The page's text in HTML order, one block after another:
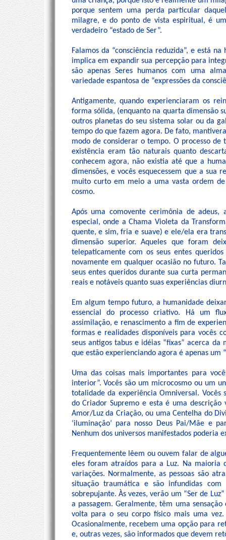
porque sentem uma perda particular
milagre, e do ponto de vista espiritual, é
verdadeiro “estado de Ser”.
Falamos da “consciência reduzida”, e está
implica em expandir sua percepção para
são apenas Seres humanos com uma
variedade espantosa de “expressões da
Antigamente, quando experienciaram os
forma sólida, (enquanto na quarta dimensão
outros planetas do seu sistema solar ou da
tempo do que fazem agora. De fato,
modo de considerar o tempo. O processo
existência eram tão naturais quanto
conhecem agora, não existia até que a
dimensões, e vocês esquecessem que a
muito curto em meio a uma vasta ordem
cosmo.
Após uma comovente cerimônia de
especial, onde a Chama Violeta da
quente, e sim, fria e suave) e ele/ela era
dimensão superior. Aqueles que foram
telepaticamente com os seus entes
novamente em qualquer ocasião no futuro.
seus entes queridos durante sua curta
reais e notáveis quanto suas experiências
Em algum tempo futuro, a humanidade
essencial do processo criativo. Há um
assimilação, e renascimento a fim de
formas e realidades disponíveis para vocês
seus antigos tabus e idéias “fixas” acerca
que estão experienciando agora é apenas um
Uma das coisas mais importantes para
interior”. Vocês são um microcosmo ou um
totalidade da experiência Omniversal.
do Criador Supremo e esta é uma descrição
Amor/Luz da Criação, ou uma Centelha do
‘iluminação’ para nosso Deus Pai/Mãe e
Nenhum dos universos manifestados poderia
Frequentemente lêem ou ouvem falar de
eles foram atraídos para a Luz. Na maioria
variações. Normalmente, as pessoas são
situação traumática e são infundidas
sobrepujante. Às vezes, verão um “Ser de
a passagem. Geralmente, têm uma
volta para o seu corpo físico mais uma
Ocasionalmente, recebem uma opção para
e, outras vezes, são informados que devem